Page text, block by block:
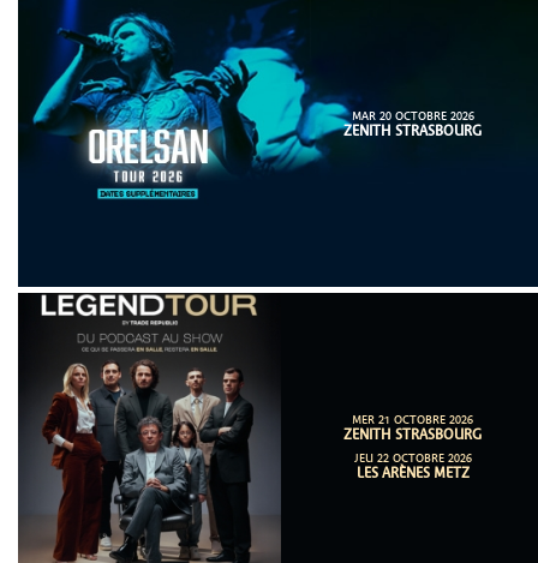
MAR 20 OCTOBRE 2026
ZENITH STRASBOURG
MER 21 OCTOBRE 2026
ZENITH STRASBOURG
JEU 22 OCTOBRE 2026
LES ARÈNES METZ